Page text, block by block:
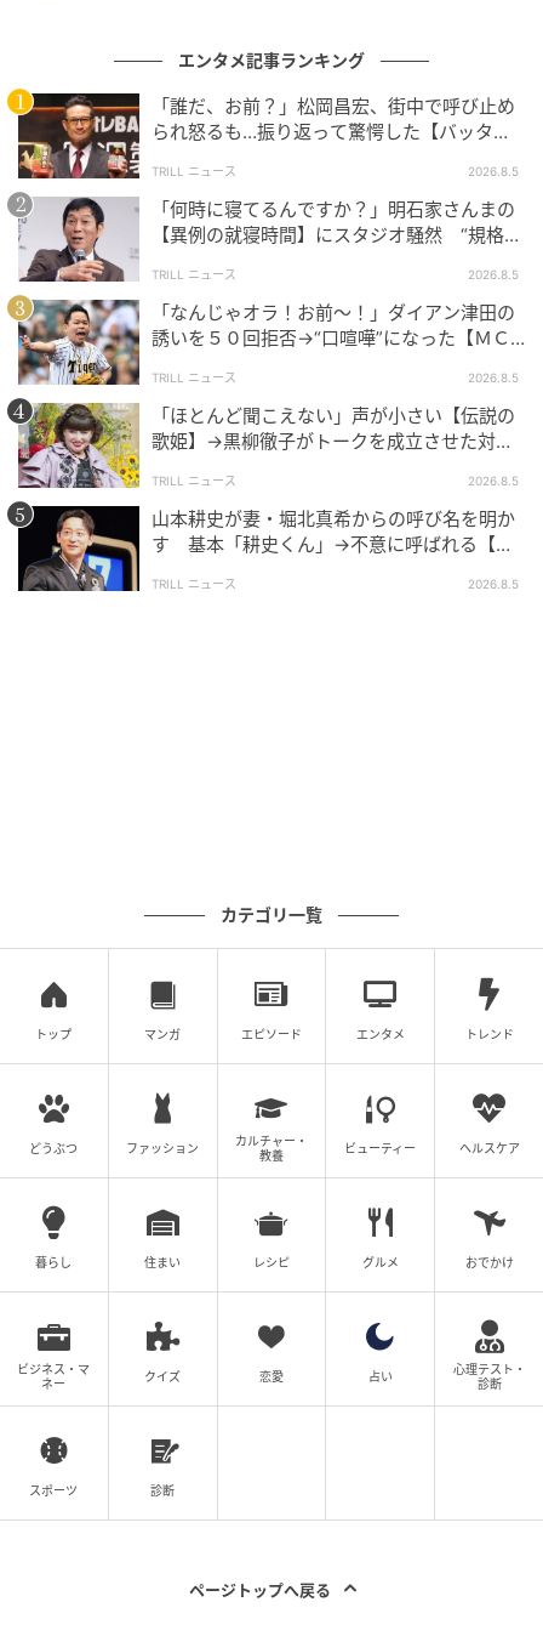
エンタメ記事ランキング
「誰だ、お前？」松岡昌宏、街中で呼び止め
られ怒るも…振り返って驚愕した【バッタリ
TRILL ニュース 2026.8.5
「何時に寝てるんですか？」明石家さんまの
【異例の就寝時間】にスタジオ騒然 “規格外
TRILL ニュース 2026.8.5
「なんじゃオラ！お前～！」ダイアン津田の
誘いを５０回拒否→“口喧嘩”になった【ＭＣ
TRILL ニュース 2026.8.5
「ほとんど聞こえない」声が小さい【伝説の
歌姫】→黒柳徹子がトークを成立させた対応
TRILL ニュース 2026.8.5
山本耕史が妻・堀北真希からの呼び名を明か
す 基本「耕史くん」→不意に呼ばれる【ユ
TRILL ニュース 2026.8.5
カテゴリ一覧
トップ マンガ エピソード エンタメ トレンド
どうぶつ ファッション
カルチャー・
教養
ビューティー ヘルスケア
暮らし 住まい レシピ グルメ おでかけ
ビジネス・マ
ネー
クイズ 恋愛 占い
心理テスト・
診断
スポーツ 診断
ページトップへ戻る